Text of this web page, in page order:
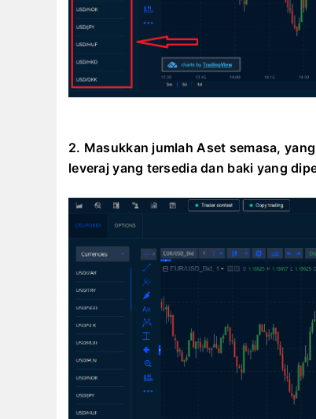
2. Masukkan jumlah Aset semasa,
leveraj yang tersedia dan baki yang